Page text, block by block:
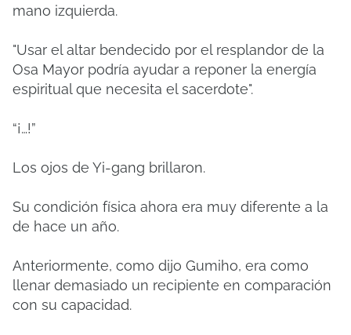
mano izquierda.
"Usar el altar bendecido por el resplandor de la
Osa Mayor podría ayudar a reponer la energía
espiritual que necesita el sacerdote".
“¡…!”
Los ojos de Yi-gang brillaron.
Su condición física ahora era muy diferente a la
de hace un año.
Anteriormente, como dijo Gumiho, era como
llenar demasiado un recipiente en comparación
con su capacidad.